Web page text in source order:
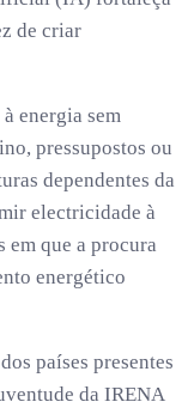
de criar
energia sem
pressupostos ou
dependentes da
electricidade à
em que a procura
energético
países presentes
da IRENA